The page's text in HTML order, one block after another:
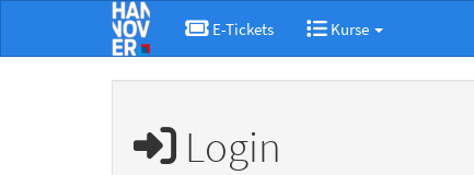
E-Tickets Kurse
Login